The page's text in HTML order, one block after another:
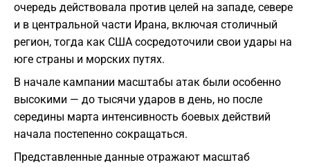
очередь действовала против целей на западе, севере
и в центральной части Ирана, включая столичный
регион, тогда как США сосредоточили свои удары на
юге страны и морских путях.
В начале кампании масштабы атак были особенно
высокими — до тысячи ударов в день, но после
середины марта интенсивность боевых действий
начала постепенно сокращаться.
Представленные данные отражают масштаб